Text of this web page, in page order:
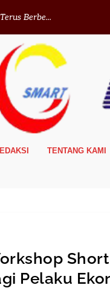
Berbe...
TENTANG KAMI
Pelaku